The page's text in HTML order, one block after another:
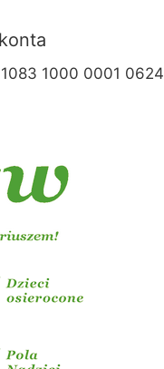
1000 0001 0624